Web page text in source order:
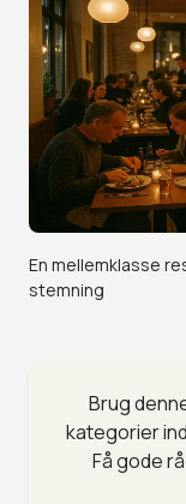
En mellemklasse
stemning
Brug
kategorier
Få gode